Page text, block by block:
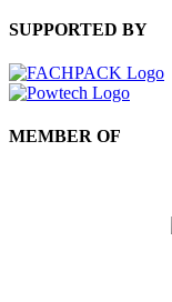
SUPPORTED BY
MEMBER OF